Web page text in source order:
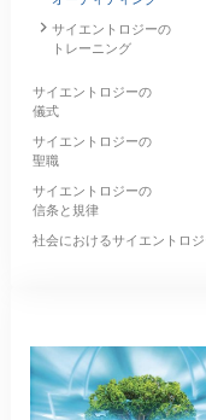
サイエントロジーの
トレーニング
サイエントロジーの
儀式
サイエントロジーの
聖職
サイエントロジーの
信条と規律
社会におけるサイエントロ